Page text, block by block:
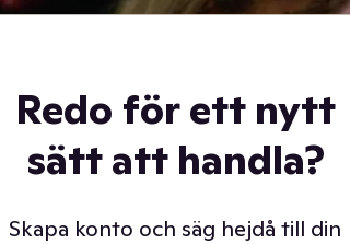
Redo för ett nytt
sätt att handla?
Skapa konto och säg hejdå till din